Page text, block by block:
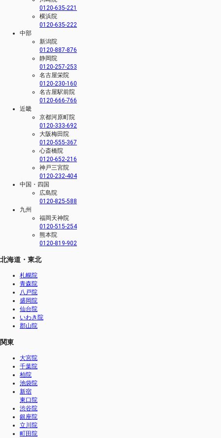
0120-635-221
横浜院
0120-635-222
中部
新潟院
0120-887-876
静岡院
0120-257-253
名古屋栄院
0120-230-160
名古屋駅前院
0120-666-766
近畿
京都河原町院
0120-333-692
大阪梅田院
0120-555-367
心斎橋院
0120-652-216
神戸三宮院
0120-232-404
中国・四国
広島院
0120-825-588
九州
福岡天神院
0120-515-254
熊本院
0120-819-902
北海道・東北
札幌院
青森院
八戸院
盛岡院
仙台院
いわき院
郡山院
関東
大宮院
千葉院
柏院
池袋院
新宿
東口院
渋谷院
銀座院
立川院
町田院